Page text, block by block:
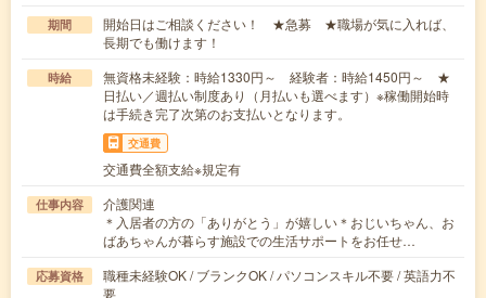
期間
開始日はご相談ください！ ★急募 ★職場が気に入れば、
長期でも働けます！
時給
無資格未経験：時給1330円～ 経験者：時給1450円～ ★
日払い／週払い制度あり（月払いも選べます）※稼働開始時
は手続き完了次第のお支払いとなります。
交通費
交通費全額支給※規定有
仕事内容
介護関連
＊入居者の方の「ありがとう」が嬉しい＊おじいちゃん、お
ばあちゃんが暮らす施設での生活サポートをお任せ…
応募資格
職種未経験OK / ブランクOK / パソコンスキル不要 / 英語力不
要